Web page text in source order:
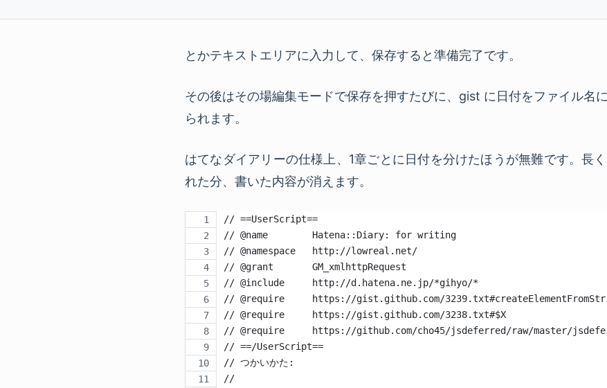
とかテキストエリアに入力して、保存すると準備完了です。
その後はその場編集モードで保存を押すたびに、gist に日付をファイル名
られます。
はてなダイアリーの仕様上、1章ごとに日付を分けたほうが無難です。長
れた分、書いた内容が消えます。
// ==UserScript==
// @name        Hatena::Diary: for writing
// @namespace   http://lowreal.net/
// @grant       GM_xmlhttpRequest
// @include     http://d.hatena.ne.jp/*gihyo/*
// @require     https://gist.github.com/
// @require     https://gist.github.com/3238.txt#$X
// @require     https://github.com/cho45/jsdeferred/raw/master/
// ==/UserScript==
// つかいかた:
//